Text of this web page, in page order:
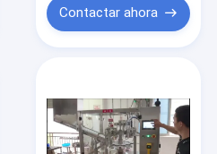
Contactar ahora